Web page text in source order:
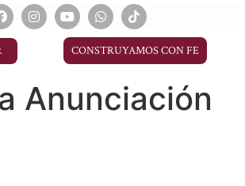
CONSTRUYAMOS CON FE
Anunciación